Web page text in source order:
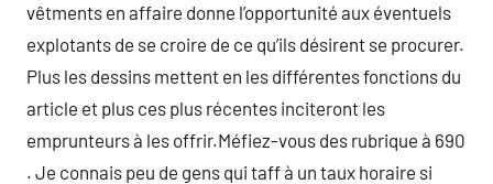
vêtments en affaire donne l’opportunité aux éventuels
explotants de se croire de ce qu’ils désirent se procurer.
Plus les dessins mettent en les différentes fonctions du
article et plus ces plus récentes inciteront les
emprunteurs à les offrir.Méfiez-vous des rubrique à 690
. Je connais peu de gens qui taff à un taux horaire si